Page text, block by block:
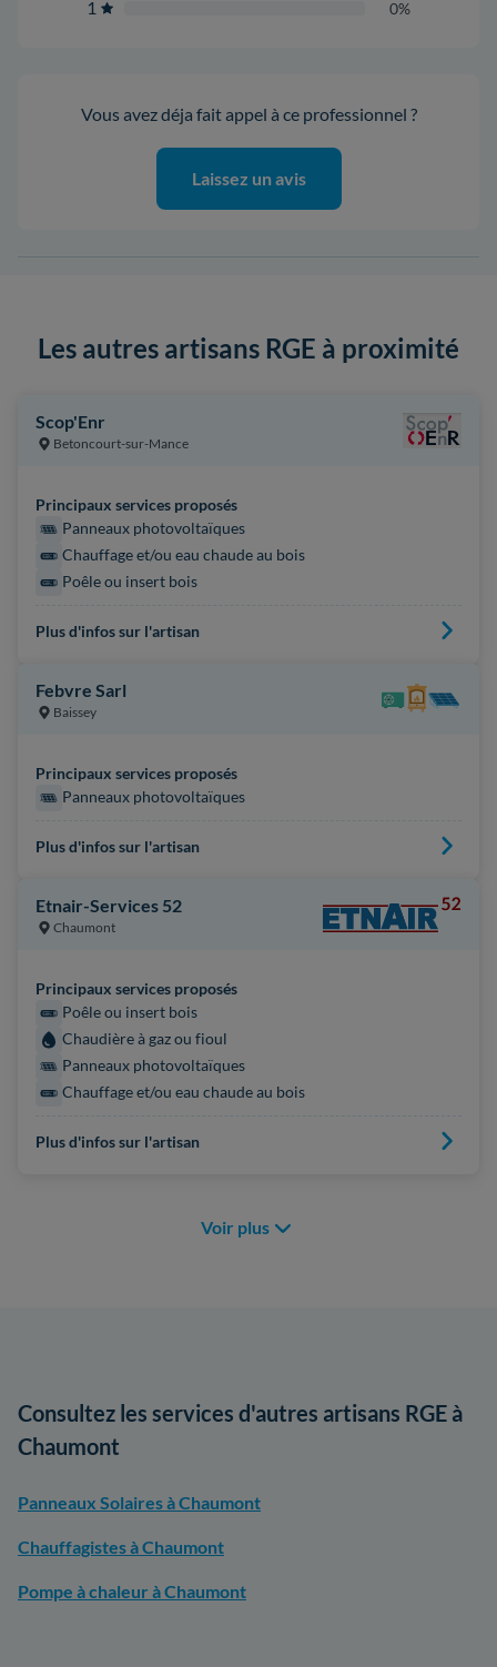
1 0%
Vous avez déja fait appel à ce professionnel ?
Laissez un avis
Les autres artisans RGE à proximité
Scop'Enr
Betoncourt-sur-Mance
Principaux services proposés
Panneaux photovoltaïques
Chauffage et/ou eau chaude au bois
Poêle ou insert bois
Plus d'infos sur l'artisan
Febvre Sarl
Baissey
Principaux services proposés
Panneaux photovoltaïques
Plus d'infos sur l'artisan
Etnair-Services 52
Chaumont
Principaux services proposés
Poêle ou insert bois
Chaudière à gaz ou fioul
Panneaux photovoltaïques
Chauffage et/ou eau chaude au bois
Plus d'infos sur l'artisan
Voir plus
Consultez les services d'autres artisans RGE à
Chaumont
Panneaux Solaires à Chaumont
Chauffagistes à Chaumont
Pompe à chaleur à Chaumont